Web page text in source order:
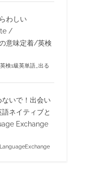
わしい
/
意味定着/英検
英検1級英単語_出る
いで！出会い
ネイティブと
Exchange
LanguageExchange